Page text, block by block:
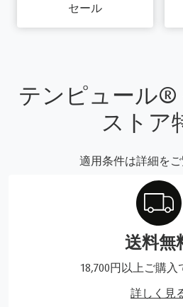
セール
テンピュール®
ストア
適用条件は詳細を
送料無
18,700円以上ご購
詳しく見